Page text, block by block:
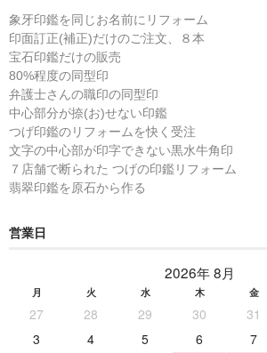
象牙印鑑を同じお名前にリフォーム
印面訂正(補正)だけのご注文、８本
宝石印鑑だけの販売
80%程度の同型印
弁護士さんの職印の同型印
中心部分が捺(お)せない印鑑
つげ印鑑のリフォームを快く受注
文字の中心部が印字できない黒水牛角印
７店舗で断られた つげの印鑑リフォーム
翡翠印鑑を原石から作る
営業日
2026年 8月
月 火 水 木 金
27 28 29 30 31
3
4 5 6 7